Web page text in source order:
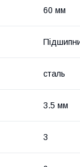
60 мм
сталь
3.5 мм
3